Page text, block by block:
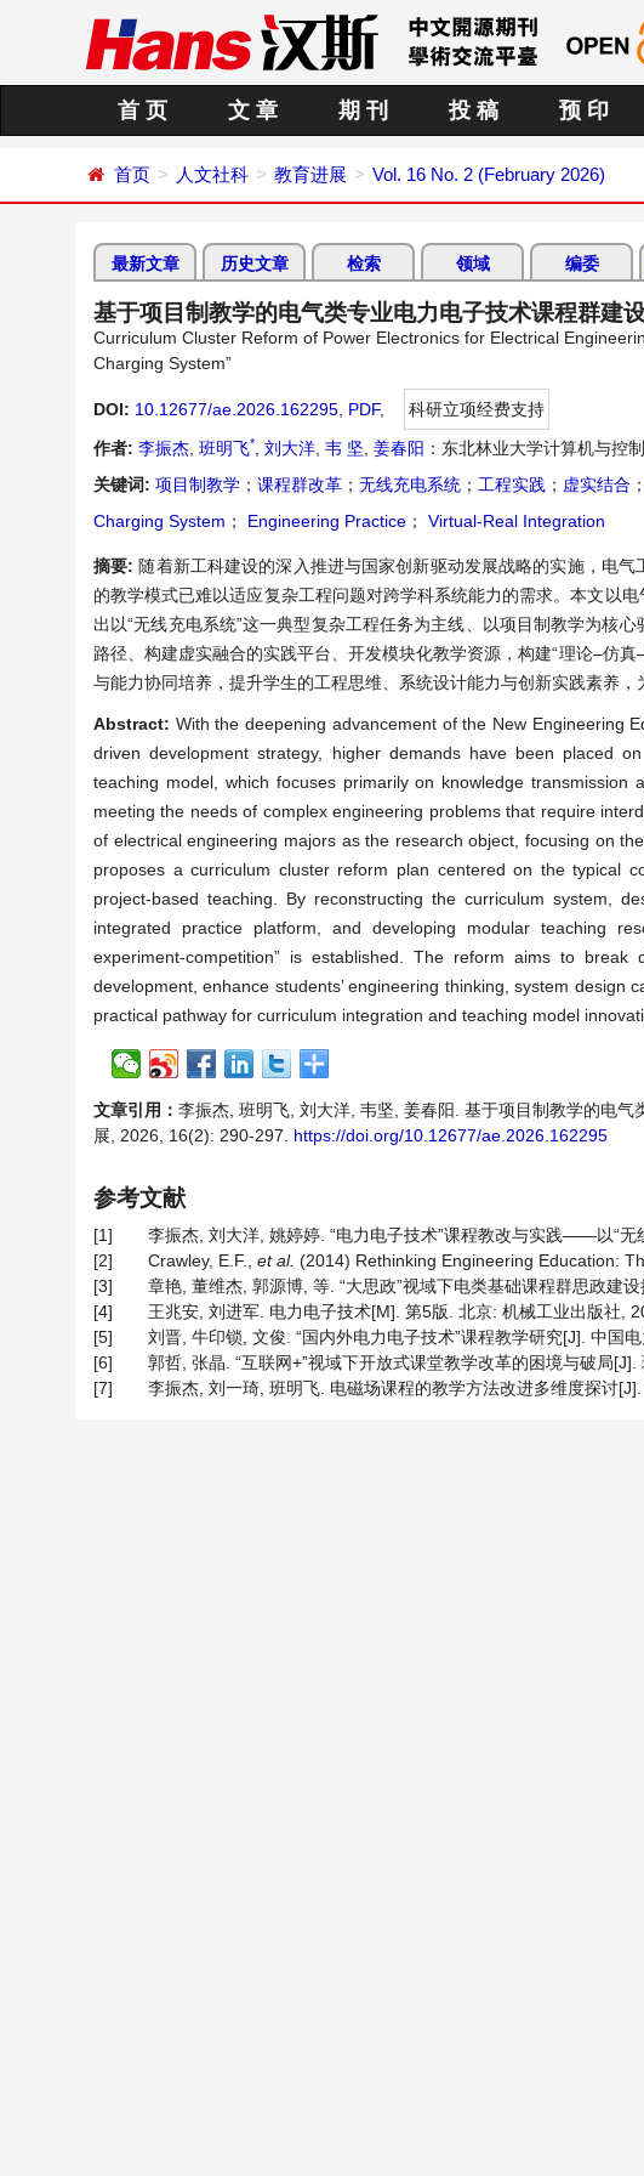
首 页 文 章 期 刊 投 稿 预 印
首页 人文社科 教育进展 Vol. 16 No. 2 (February 2026)
最新文章 历史文章 检索 领域 编委
基于项目制教学的电气类专业电力电子技术课程群
Curriculum Cluster Reform of Power Electronics for Electrical
Charging System”
DOI: 10.12677/ae.2026.162295 PDF,
科研立项经费支持
作者: 李振杰 班明飞* 刘大洋 韦 坚 姜春阳 ：东北林业大学计算机与控
关键词: 项目制教学 ； 课程群改革 ； 无线充电系统 ； 工程实践 ； 虚实结合 ；
Charging System ； Engineering Practice ； Virtual-Real Integration
摘要: 随着新工科建设的深入推进与国家创新驱动发展战略的实施，电
的教学模式已难以适应复杂工程问题对跨学科系统能力的需求。本文以
出以“无线充电系统”这一典型复杂工程任务为主线、以项目制教学为核
路径、构建虚实融合的实践平台、开发模块化教学资源，构建“理论–仿
与能力协同培养，提升学生的工程思维、系统设计能力与创新实践素养
Abstract: With the deepening advancement of the New Engineering
driven development strategy, higher demands have been placed
teaching model, which focuses primarily on knowledge
meeting the needs of complex engineering problems that require
of electrical engineering majors as the research object, focusing on
proposes a curriculum cluster reform plan centered on the typical
project-based teaching. By reconstructing the curriculum system,
integrated practice platform, and developing modular teaching
experiment-competition” is established. The reform aims to
development, enhance students’ engineering thinking, system
practical pathway for curriculum integration and teaching model
文章引用： 李振杰, 班明飞, 刘大洋, 韦坚, 姜春阳. 基于项目制教学的电
展, 2026, 16(2): 290-297. https://doi.org/10.12677/ae.2026.162295
参考文献
[1]
李振杰, 刘大洋, 姚婷婷. “电力电子技术”课程教改与实践——以“
[2]
Crawley, E.F., et al. (2014) Rethinking Engineering Education:
[3]
章艳, 董维杰, 郭源博, 等. “大思政”视域下电类基础课程群思政建
[4]
王兆安, 刘进军. 电力电子技术[M]. 第5版. 北京: 机械工业出版社,
[5]
刘晋, 牛印锁, 文俊. “国内外电力电子技术”课程教学研究[J]. 中国
[6]
郭哲, 张晶. “互联网+”视域下开放式课堂教学改革的困境与破局
[7]
李振杰, 刘一琦, 班明飞. 电磁场课程的教学方法改进多维度探讨